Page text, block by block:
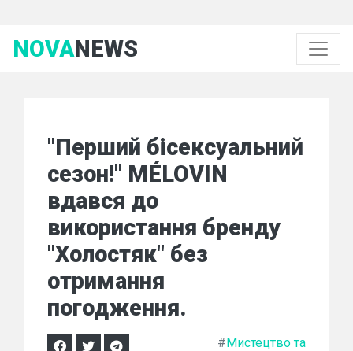
NOVANEWS
"Перший бісексуальний
сезон!" MÉLOVIN
вдався до
використання бренду
"Холостяк" без
отримання
погодження.
#Мистецтво та